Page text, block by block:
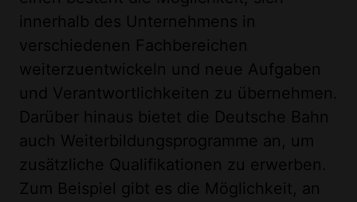
innerhalb des Unternehmens in
verschiedenen Fachbereichen
weiterzuentwickeln und neue Aufgaben
und Verantwortlichkeiten zu übernehmen.
Darüber hinaus bietet die Deutsche Bahn
auch Weiterbildungsprogramme an, um
zusätzliche Qualifikationen zu erwerben.
Zum Beispiel gibt es die Möglichkeit, an